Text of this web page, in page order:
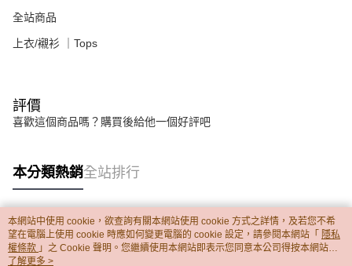
全站商品
上衣/襯衫 ｜Tops
評價
喜歡這個商品嗎？購買後給他一個好評吧
本分類熱銷全站排行
熱門標籤
本網站中使用 cookie，欲查詢有關本網站使用 cookie 方式之詳情，及若您不希
望在電腦上使用 cookie 時應如何變更電腦的 cookie 設定，請參閱本網站「 隱私
權條款 」之 Cookie 聲明。您繼續使用本網站即表示您同意本公司得按本網站使
用條款之 Cookie 聲明使用 cookie。
了解更多 >